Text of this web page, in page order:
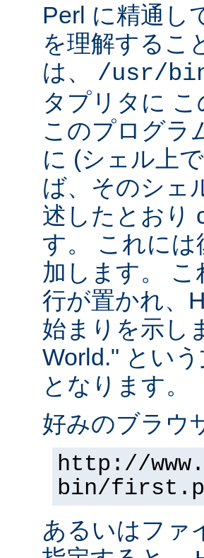
Perl に精通し
を理解するこ
は、 /usr/
タプリタに
このプログラ
に (シェル上
ば、そのシェ
述したとおり
す。 これには
加します。
行が置かれ、
始まりを示し
World." とい
となります。
好みのブラウ
http://
bin/
あるいはファ